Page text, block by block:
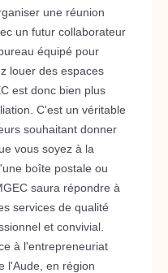
une réunion
un futur collaborateur
équipé pour
louer des espaces
est donc bien plus
C'est un véritable
souhaitant donner
vous soyez à la
boîte postale ou
saura répondre à
services de qualité
et convivial.
à l'entrepreneuriat
l'Aude, en région